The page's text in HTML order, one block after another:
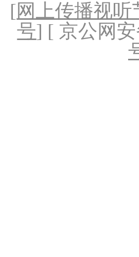
[网上传播视听
号] [ 京公网安